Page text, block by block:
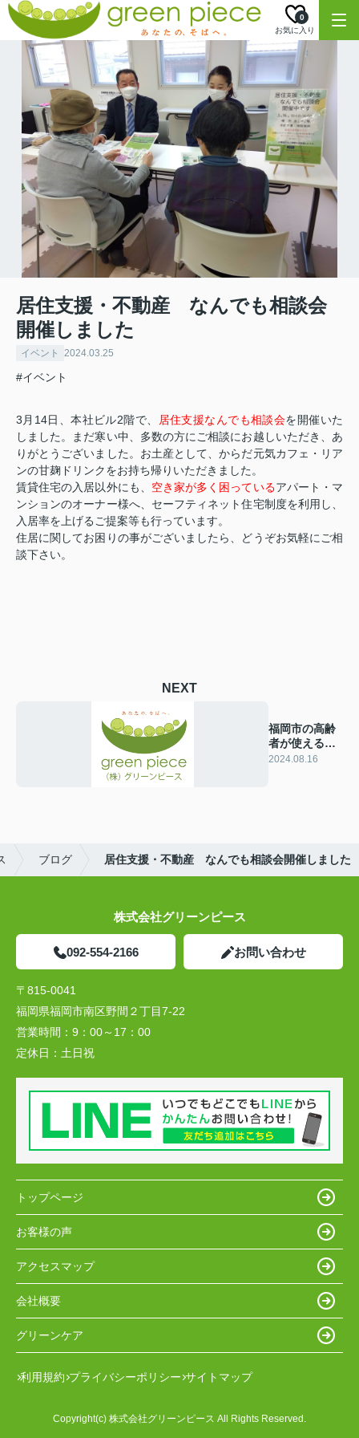
お気に入り
0
居住支援・不動産 なんでも相談会
開催しました
イベント 2024.03.25
#イベント
3 月 14日、本社ビル2階で、 居住支援なんでも相談会を開催いた
しました。まだ寒い中、多数の方にご相談にお越しいただき、あ
りがとうございました。お土産として、からだ元気カフェ・リア
ンの甘麹ドリンクをお持ち帰りいただきました。
賃貸住宅の入居以外にも、 空き家が多く困っているアパート・マ
ンションのオーナー様へ、セーフティネット住宅制度を利用し、
入居率を上げるご提案等も行っています。
住居に関してお困りの事がございましたら、どうぞお気軽にご相
談下さい。
NEXT
福岡市の高齢
者が使える引
っ越し補助金
2024.08.16
ブログ 居住支援・不動産 なんでも相談会開催しました
株式会社グリーンピース
092-554-2166 お問い合わせ
〒815-0041
福岡県福岡市南区野間２丁目7-22
営業時間： 9：00～17：00
定休日： 土日祝
トップページ
お客様の声
アクセスマップ
会社概要
グリーンケア
利用規約 プライバシーポリシー サイトマップ
Copyright(c) 株式会社グリーンピース All Rights Reserved.